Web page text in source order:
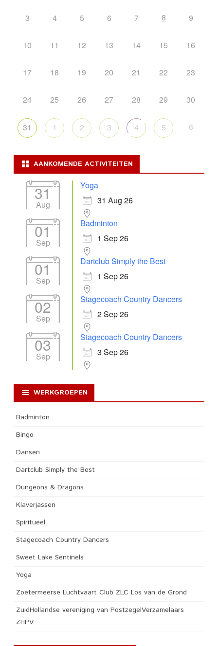
3 4 5 6 7 8 9
10 11 12 13 14 15 16
17 18 19 20 21 22 23
24 25 26 27 28 29 30
31 1 2 3 4 5 6
AANKOMENDE ACTIVITEITEN
31
Aug
Yoga
31 Aug 26
01
Sep
Badminton
1 Sep 26
01
Sep
Dartclub Simply the Best
1 Sep 26
02
Sep
Stagecoach Country Dancers
2 Sep 26
03
Sep
Stagecoach Country Dancers
3 Sep 26
WERKGROEPEN
Badminton
Bingo
Dansen
Dartclub Simply the Best
Dungeons & Dragons
Klaverjassen
Spiritueel
Stagecoach Country Dancers
Sweet Lake Sentinels
Yoga
Zoetermeerse Luchtvaart Club ZLC Los van de Grond
ZuidHollandse vereniging van PostzegelVerzamelaars
ZHPV